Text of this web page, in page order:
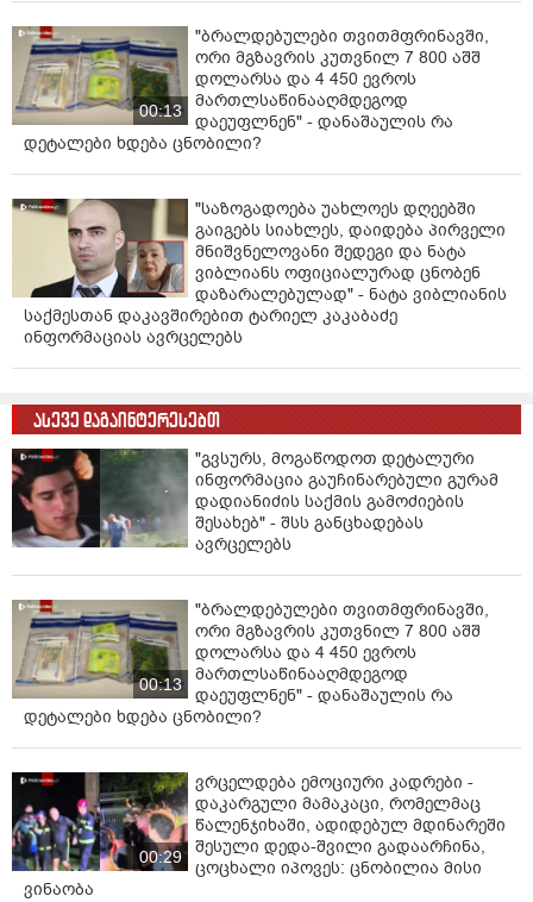
ცოლის ძმას, ვასილ მხეიძეს ბრალი ოფიციალურად
გუშინ წაუყენეს.
ღუდუშაურსა და გიორგი ხაინდრავას დიდი ოდენობით
თანხის გაფლანგვას ედავებიან, ვასილ მხეიძეს კი
გაფლანგვაში დახმარებას.
ბრალის მიხედვით, ჯუანშერ ბურჭულაძის მოადგილემ,
გიორგი ხაინდრავამ და თავდაცვის სამინისტროს
შესყიდვების დეპარტამენტის იმდროინდელმა
უფროსმა, ვლადიმერ ღუდუშაურმა ბურჭულაძის
ცოლის ძმის, ვასილ მხეიძის დახმარებით,
სამინისტროს მიერ სამხედრო ჰოსპიტლისთვის,
მაგნიტურ-რეზონანსული ტომოგრაფის აპარატის
შეძენის პროცესში მიზანმიმართული ქმედებებით
არაკონკურენტული გარემო შექმნეს, რის შედეგადაც,
არარეალური გარიგებების დადების გზით გაიზარდა
აპარატის რეალური ღირებულება, რის შედეგადაც,
ბრალდებულებმა საქართველოს თავდაცვის
სამინისტროს კუთვნილი 1 333 728 ლარი გაფლანგეს.
გამოძიება წინასწარი შეთანხმებით ჯგუფის მიერ,
სამსახურებრივი მდგომარეობის გამოყენებით,
საქართველოს თავდაცვის სამინისტროს კუთვნილი
დიდი ოდენობით თანხის გაფლანგვის და
გაფლანგვაში დახმარების ფაქტზე, საქართველოს
სისხლის სამართლის კოდექსის 182-ე მუხლის მე-2
ნაწილის „ა“, „დ“ ქვეპუნქტებით და მე-3 ნაწილის „ბ“
ქვეპუნქტით, რაც სასჯელის სახედ და ზომად 7-დან 11
წლამდე თავისუფლების აღკვეთას ითვალისწინებს.
წყარო: ipn.ge
00:13
"ბრალდებულები თვითმფრინავში,
ორი მგზავრის კუთვნილ 7 800 აშშ
დოლარსა და 4 450 ევროს
მართლსაწინააღმდეგოდ
დაეუფლნენ" - დანაშაულის რა
დეტალები ხდება ცნობილი?
"საზოგადოება უახლოეს დღეებში
გაიგებს სიახლეს, დაიდება პირველი
მნიშვნელოვანი შედეგი და ნატა
ვიბლიანს ოფიციალურად ცნობენ
დაზარალებულად" - ნატა ვიბლიანის
საქმესთან დაკავშირებით ტარიელ კაკაბაძე
ინფორმაციას ავრცელებს
ასევე დაგაინტერესებთ
"გვსურს, მოგაწოდოთ დეტალური
ინფორმაცია გაუჩინარებული გურამ
დადიანიძის საქმის გამოძიების
შესახებ" - შსს განცხადებას
ავრცელებს
00:13
"ბრალდებულები თვითმფრინავში,
ორი მგზავრის კუთვნილ 7 800 აშშ
დოლარსა და 4 450 ევროს
მართლსაწინააღმდეგოდ
დაეუფლნენ" - დანაშაულის რა
დეტალები ხდება ცნობილი?
00:29
ვრცელდება ემოციური კადრები -
დაკარგული მამაკაცი, რომელმაც
წალენჯიხაში, ადიდებულ მდინარეში
შესული დედა-შვილი გადაარჩინა,
ცოცხალი იპოვეს: ცნობილია მისი
ვინაობა